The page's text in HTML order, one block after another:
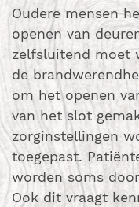
Oudere mensen
openen van
zelfsluitend moet
de
om het openen
van het slot
zorginstellingen
toegepast.
worden soms
Ook dit vraagt